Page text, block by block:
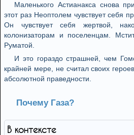
Маленького Астианакса снова
этот раз Неоптолем чувствует себя
Он чувствует себя жертвой,
колонизаторам и поселенцам.
Руматой.
И это гораздо страшней, чем
крайней мере, не считал своих
абсолютной праведности.
Почему Газа?
В контексте